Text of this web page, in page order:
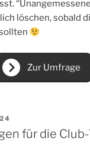
löschen, sobald
Zur Umfrage
für die